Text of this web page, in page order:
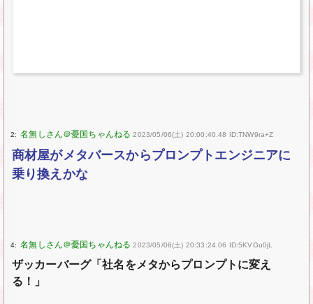
2: 2023/05/06(土) 20:00:40.48 ID:TNW9ra+Z
商材屋がメタバースからプロンプトエンジニアに
乗り換えかな
4: 2023/05/06(土) 20:33:24.06 ID:5KVGu0jL
ザッカーバーグ「社名をメタからプロンプトに変え
る！」